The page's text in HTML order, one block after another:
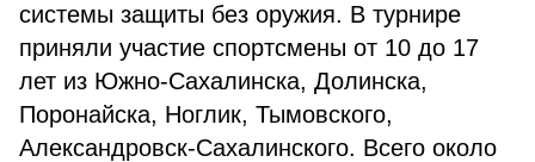
системы защиты без оружия. В турнире
приняли участие спортсмены от 10 до 17
лет из Южно-Сахалинска, Долинска,
Поронайска, Ноглик, Тымовского,
Александровск-Сахалинского. Всего около